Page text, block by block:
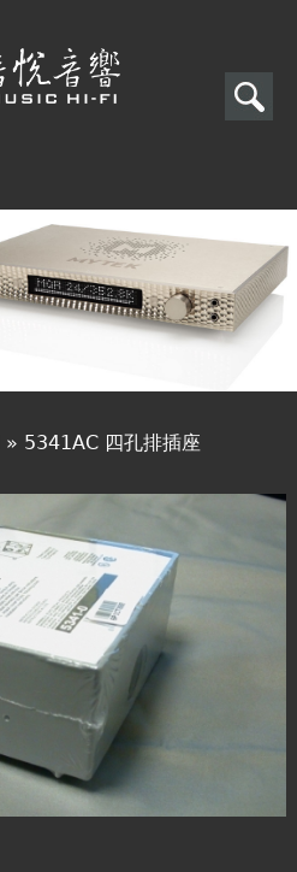
搜
表
單
搜
尋
» 5341AC 四孔排插座